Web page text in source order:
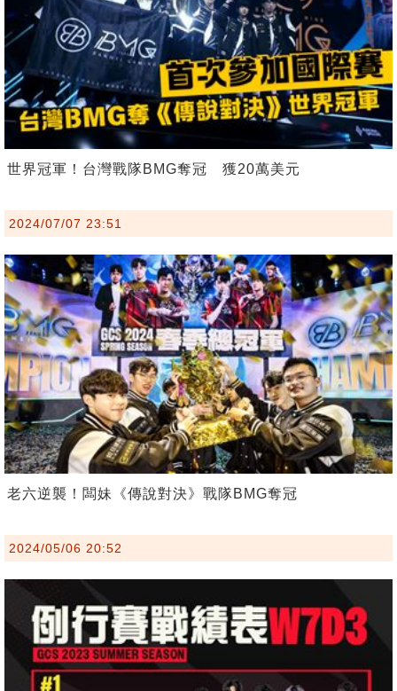
世界冠軍！台灣戰隊BMG奪冠 獲20萬美元
2024/07/07 23:51
老六逆襲！闆妹《傳說對決》戰隊BMG奪冠
2024/05/06 20:52